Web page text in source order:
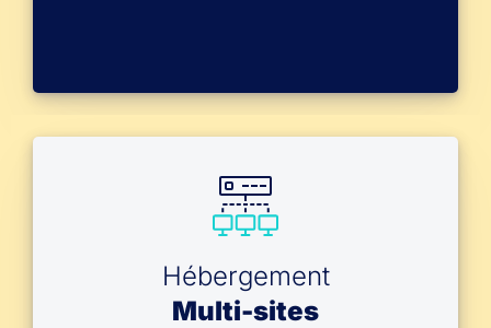
Hébergement
Multi-sites